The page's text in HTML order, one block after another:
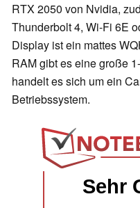
RTX 2050 von Nvidia,
Thunderbolt 4, Wi-Fi 6E
Display ist ein mattes
RAM gibt es eine große
handelt es sich um ein
Betriebssystem.
Sehr